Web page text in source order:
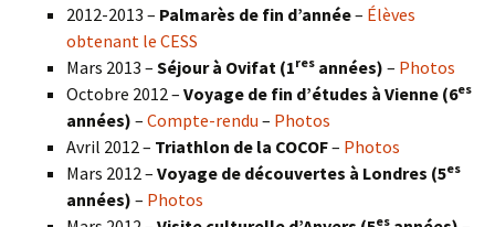
2012-2013 – Palmarès de fin d’année– Élèves
obtenant le CESS
Mars 2013 – Séjour à Ovifat (1res années) – Photos
Octobre 2012 – Voyage de fin d’études à Vienne (6es
années) – Compte-rendu – Photos
Avril 2012 – Triathlon de la COCOF– Photos
Mars 2012 – Voyage de découvertes à Londres (5es
années) – Photos
es